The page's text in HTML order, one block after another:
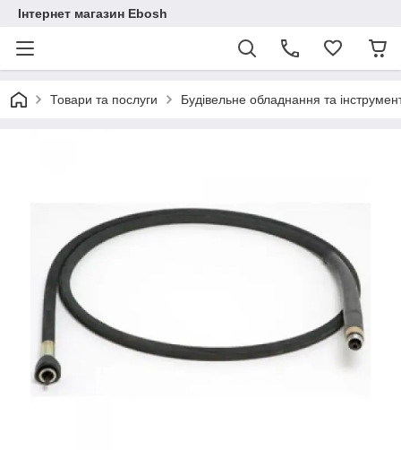
Інтернет магазин Ebosh
Товари та послуги Будівельне обладнання та